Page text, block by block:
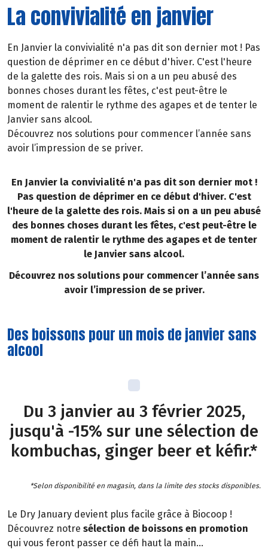
La convivialité en janvier
En Janvier la convivialité n'a pas dit son dernier mot ! Pas
question de déprimer en ce début d'hiver. C'est l'heure
de la galette des rois. Mais si on a un peu abusé des
bonnes choses durant les fêtes, c'est peut-être le
moment de ralentir le rythme des agapes et de tenter le
Janvier sans alcool.
Découvrez nos solutions pour commencer l’année sans
avoir l’impression de se priver.
En Janvier la convivialité n'a pas dit son dernier mot !
Pas question de déprimer en ce début d'hiver. C'est
l'heure de la galette des rois. Mais si on a un peu abusé
des bonnes choses durant les fêtes, c'est peut-être le
moment de ralentir le rythme des agapes et de tenter
le Janvier sans alcool.
Découvrez nos solutions pour commencer l’année sans
avoir l’impression de se priver.
Des boissons pour un mois de janvier sans
alcool
Du 3 janvier au 3 février 2025,
jusqu'à -15% sur une sélection de
kombuchas, ginger beer et kéfir.*
*Selon disponibilité en magasin, dans la limite des stocks disponibles.
Le Dry January devient plus facile grâce à Biocoop !
Découvrez notre sélection de boissons en promotion
qui vous feront passer ce défi haut la main...